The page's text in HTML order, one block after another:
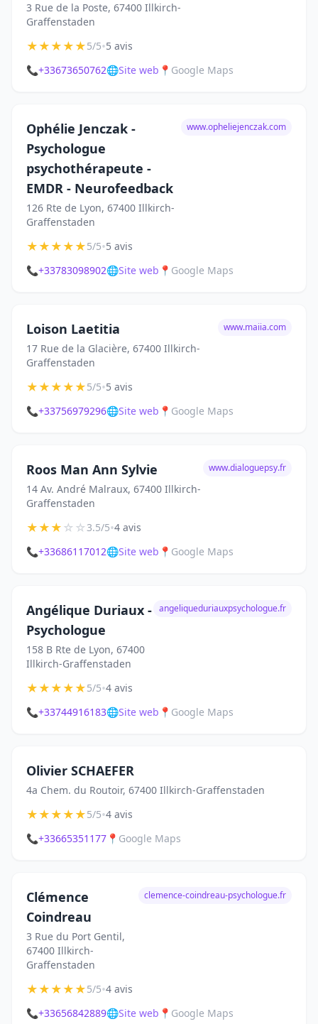
3 Rue de la Poste, 67400 Illkirch-
Graffenstaden
★★★★★5/5•5 avis
📞+33673650762🌐Site web 📍 Google Maps
Ophélie Jenczak -
Psychologue
psychothérapeute -
EMDR - Neurofeedback
126 Rte de Lyon, 67400 Illkirch-
Graffenstaden
www.opheliejenczak.com
★★★★★5/5•5 avis
📞+33783098902🌐Site web 📍 Google Maps
Loison Laetitia
17 Rue de la Glacière, 67400 Illkirch-
Graffenstaden
www.maiia.com
★★★★★5/5•5 avis
📞+33756979296🌐Site web 📍 Google Maps
Roos Man Ann Sylvie
14 Av. André Malraux, 67400 Illkirch-
Graffenstaden
www.dialoguepsy.fr
★★★☆☆3.5/5•4 avis
📞+33686117012🌐Site web 📍 Google Maps
Angélique Duriaux -
Psychologue
158 B Rte de Lyon, 67400
Illkirch-Graffenstaden
angeliqueduriauxpsychologue.fr
★★★★★5/5•4 avis
📞+33744916183🌐Site web 📍 Google Maps
Olivier SCHAEFER
4a Chem. du Routoir, 67400 Illkirch-Graffenstaden
★★★★★5/5•4 avis
📞+33665351177 📍 Google Maps
Clémence
Coindreau
3 Rue du Port Gentil,
67400 Illkirch-
Graffenstaden
clemence-coindreau-psychologue.fr
★★★★★5/5•4 avis
📞+33656842889🌐Site web 📍 Google Maps